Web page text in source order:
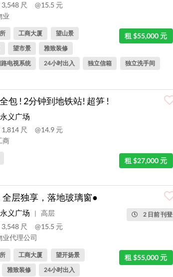
尺
@15.5 元
业
租 $55,000 元
工商大厦
望山景
望市景
雅致装修
电视系统
24小时出入 独立信箱 独立洗手间
包 ! 2分钟到地铁站! 超笋 !
永义广场
尺
@14.9 元
商
租 $27,000 元
全层独享，落地玻璃窗●
2 日前 刊登
永义广场 |
高层
尺
@15.5 元
业代理公司
租 $55,000 元
工商大厦
望开扬景
雅致装修 24小时出入